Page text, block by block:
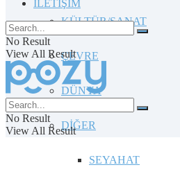
KÜLTÜR/SANAT
ÇEVRE
DÜNYA
DİĞER
SEYAHAT
İLETİŞİM
No Result
View All Result
No Result
View All Result